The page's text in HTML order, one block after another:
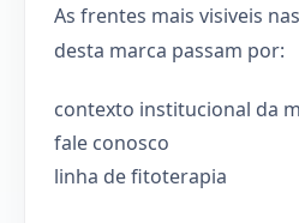
As frentes mais visiveis
desta marca passam por:
contexto institucional da
fale conosco
linha de fitoterapia